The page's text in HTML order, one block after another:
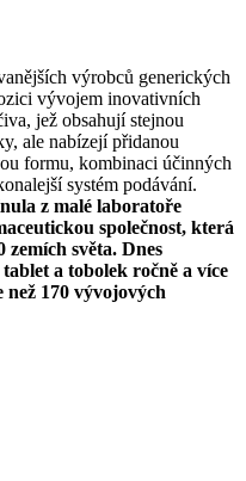
výrobců generických
vývojem inovativních
jež obsahují stejnou
ale nabízejí přidanou
formu, kombinaci účinných
systém podávání.
z malé laboratoře
společnost, která
zemích světa. Dnes
a tobolek ročně a více
než 170 vývojových